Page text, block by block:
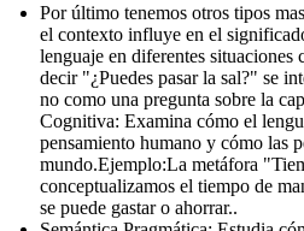
Por último tenemos otros tipos
el contexto influye en el
lenguaje en diferentes
decir "¿Puedes pasar la sal?" se
no como una pregunta sobre la
Cognitiva: Examina cómo el
pensamiento humano y cómo las
mundo.Ejemplo:La metáfora
conceptualizamos el tiempo de
se puede gastar o ahorrar..